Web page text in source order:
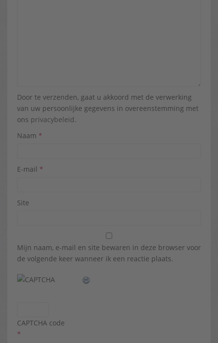
Door te verzenden, gaat u akkoord met de verwerking
van uw persoonlijke gegevens in overeenstemming met
ons privacybeleid.
Naam *
E-mail *
Site
Mijn naam, e-mail en site bewaren in deze browser voor
de volgende keer wanneer ik een reactie plaats.
CAPTCHA code
*